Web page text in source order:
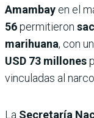
Amambay en el
56permitieron
marihuana, con
USD 73 millones
vinculadas al
La Secretaría